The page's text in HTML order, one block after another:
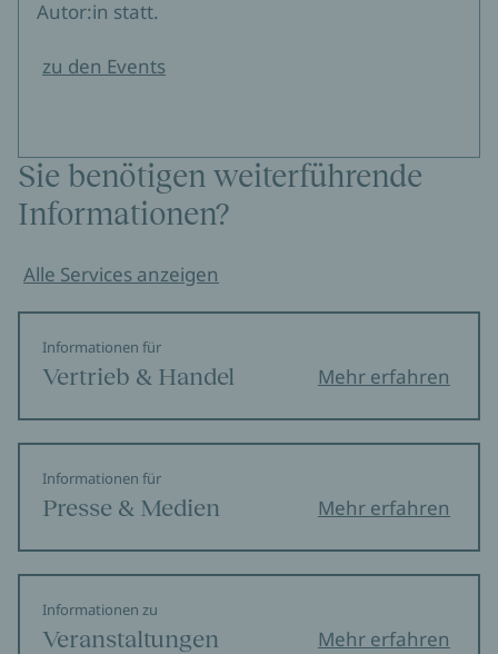
Autor:in statt.
zu den Events
Sie benötigen weiterführende
Informationen?
Alle Services anzeigen
Informationen für
Vertrieb & Handel Mehr erfahren
Informationen für
Presse & Medien Mehr erfahren
Informationen zu
Veranstaltungen Mehr erfahren